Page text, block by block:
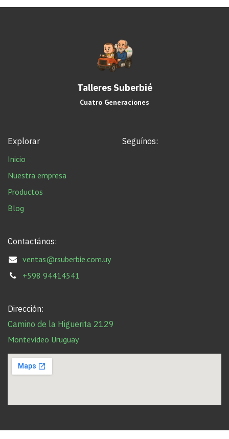
Talleres Suberbié
Cuatro Generaciones
Explorar
Inicio
Nuestra empresa
Productos
Blog
Contactános:
ventas@rsuberbie.com.uy
+598 94414541
Seguínos:
Dirección:
Camino de la Higuerita 2129
Montevideo Uruguay